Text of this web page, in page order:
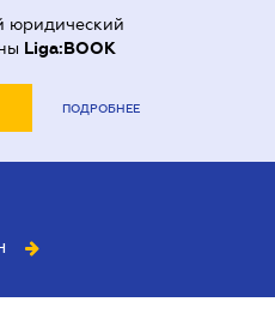
юридический
Liga:BOOK
ПОДРОБНЕЕ